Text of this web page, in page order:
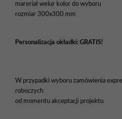
mareriał welur kolor do wyboru
rozmiar 300x300 mm
Personalizacja okładki: GRATIS!
W przypadki wyboru zamówienia
roboczych
od momentu akceptacji projektu